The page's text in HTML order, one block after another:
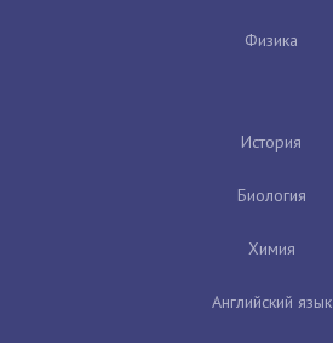
Физика
История
Биология
Химия
Английский язык